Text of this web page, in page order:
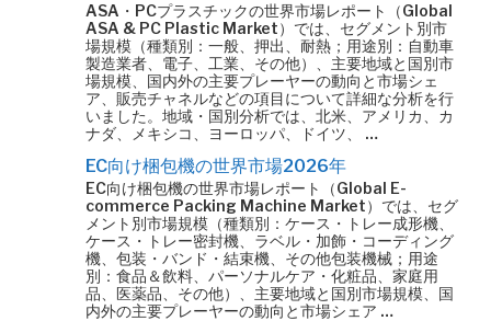
ASA・PCプラスチックの世界市場レポート（Global
ASA & PC Plastic Market）では、セグメント別市
場規模（種類別：一般、押出、耐熱；用途別：自動車
製造業者、電子、工業、その他）、主要地域と国別市
場規模、国内外の主要プレーヤーの動向と市場シェ
ア、販売チャネルなどの項目について詳細な分析を行
いました。地域・国別分析では、北米、アメリカ、カ
ナダ、メキシコ、ヨーロッパ、ドイツ、 …
EC向け梱包機の世界市場2026年
EC向け梱包機の世界市場レポート（Global E-
commerce Packing Machine Market）では、セグ
メント別市場規模（種類別：ケース・トレー成形機、
ケース・トレー密封機、ラベル・加飾・コーディング
機、包装・バンド・結束機、その他包装機械；用途
別：食品＆飲料、パーソナルケア・化粧品、家庭用
品、医薬品、その他）、主要地域と国別市場規模、国
内外の主要プレーヤーの動向と市場シェア …